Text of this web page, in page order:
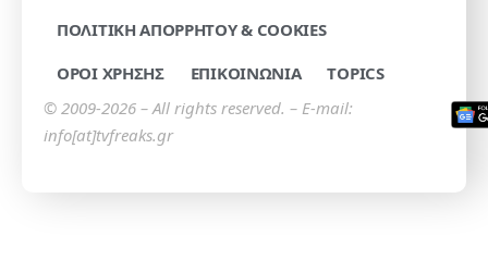
ΠΟΛΙΤΙΚΗ ΑΠΟΡΡΗΤΟΥ & COOKIES
ΟΡΟΙ ΧΡΗΣΗΣ
ΕΠΙΚΟΙΝΩΝΙΑ
TOPICS
© 2009-2026 – All rights reserved. – E-mail:
info[at]tvfreaks.gr